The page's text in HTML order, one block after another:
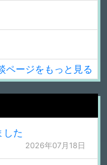
ページをもっと見る
した
2026年07月18日